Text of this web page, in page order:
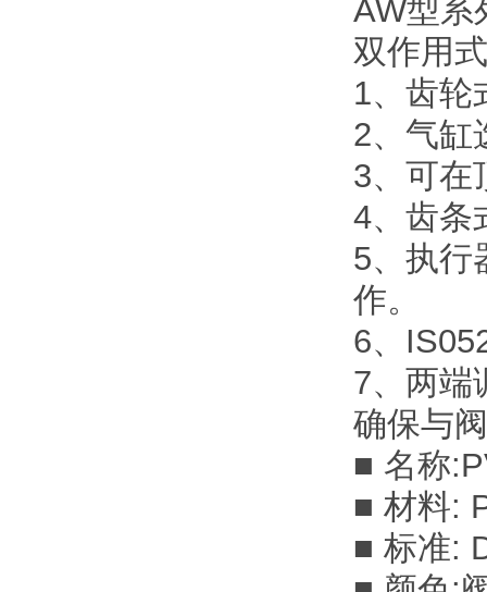
AW型系
双作用
1、齿轮
2、气缸
3、可在
4、齿条
5、执行
作。
6、
7、两端
确保与
■ 名称
■ 材料:
■ 标准: